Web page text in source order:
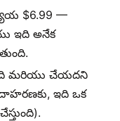
$6.99 —
ఇది అనేక
మరియు చేయదని
ఇది ఒక